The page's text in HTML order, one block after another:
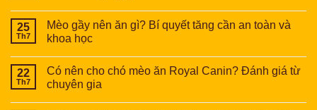
25
Th7
Mèo gầy nên ăn gì? Bí quyết tăng cần an toàn và
khoa học
22
Th7
Có nên cho chó mèo ăn Royal Canin? Đánh giá từ
chuyên gia